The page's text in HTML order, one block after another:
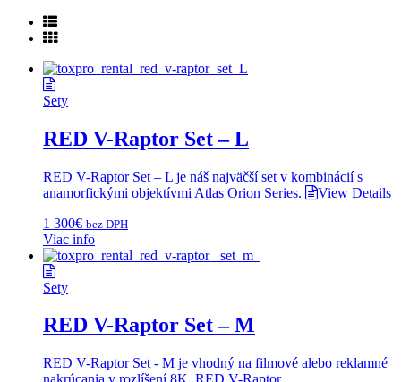
Sety
RED V-Raptor Set – L
RED V-Raptor Set – L je náš najväčší set v kombinácií s
anamorfickými objektívmi Atlas Orion Series.
View Details
1 300€ bez DPH
Viac info
Sety
RED V-Raptor Set – M
RED V-Raptor Set - M je vhodný na filmové alebo reklamné